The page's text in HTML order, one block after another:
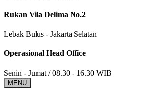
Rukan Vila Delima No.2
Lebak Bulus - Jakarta Selatan
Operasional Head Office
Senin - Jumat / 08.30 - 16.30 WIB
MENU